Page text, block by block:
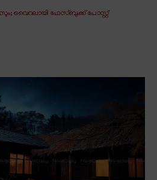
വൈറലായി ഫേസ്ബുക്ക് പോസ്റ്റ്